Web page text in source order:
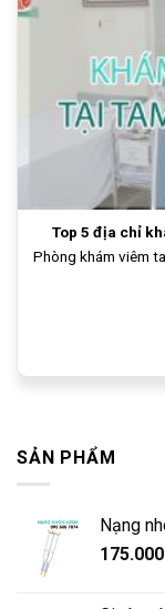
Top 5 địa chỉ
Phòng khám viêm
SẢN PHẨM
Nạng
175.000